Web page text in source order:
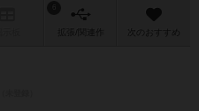
作 次のおすすめ